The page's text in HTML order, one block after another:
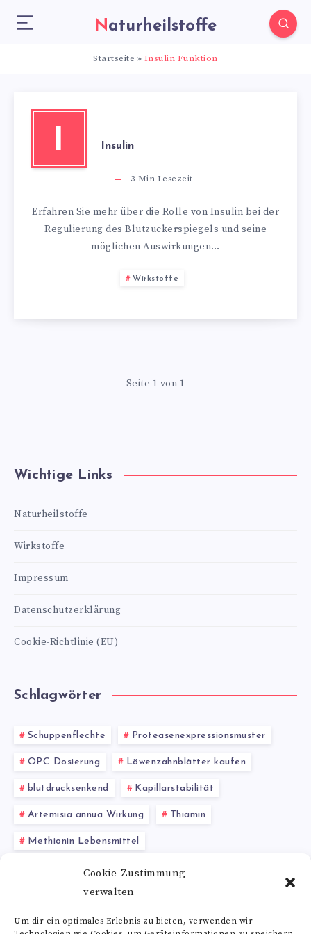
Cookie-Zustimmung
verwalten
Um dir ein optimales Erlebnis zu bieten, verwenden wir
Naturheilstoffe
Startseite » Insulin Funktion
I Insulin
3 Min Lesezeit
Erfahren Sie mehr über die Rolle von Insulin bei der
Regulierung des Blutzuckerspiegels und seine
möglichen Auswirkungen…
Wirkstoffe
Seite 1 von 1
Wichtige Links
Naturheilstoffe
Wirkstoffe
Impressum
Datenschutzerklärung
Cookie-Richtlinie (EU)
Schlagwörter
Schuppenflechte Proteasenexpressionsmuster
OPC Dosierung Löwenzahnblätter kaufen
blutdrucksenkend Kapillarstabilität
Artemisia annua Wirkung Thiamin
Methionin Lebensmittel
Nattokinase als Nahrungsergänzungsmittel
Artischocken